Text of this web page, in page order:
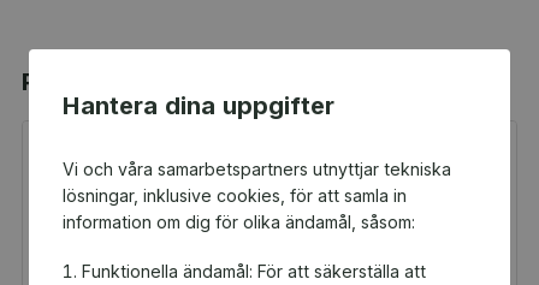
Hantera dina uppgifter
Vi och våra samarbetspartners utnyttjar tekniska
lösningar, inklusive cookies, för att samla in
information om dig för olika ändamål, såsom:
Funktionella ändamål: För att säkerställa att
Populära produkter